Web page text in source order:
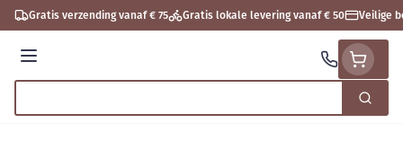
Ga naar de inhoud
Gratis verzending vanaf € 75 Gratis lokale levering vanaf € 50 Veilige
Menu
Zoek